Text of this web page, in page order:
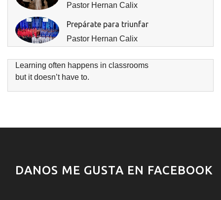
Pastor Hernan Calix
Prepárate para triunfar
Pastor Hernan Calix
Learning often happens in classrooms
but it doesn’t have to.
DANOS ME GUSTA EN FACEBOOK